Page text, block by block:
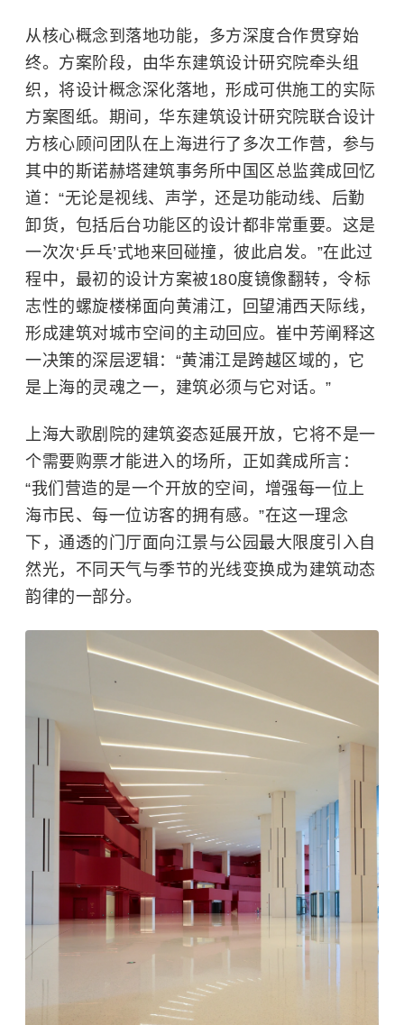
从核心概念到落地功能，多方深度合作贯穿始
终。方案阶段，由华东建筑设计研究院牵头组
织，将设计概念深化落地，形成可供施工的实际
方案图纸。期间，华东建筑设计研究院联合设计
方核心顾问团队在上海进行了多次工作营，参与
其中的斯诺赫塔建筑事务所中国区总监龚成回忆
道：“无论是视线、声学，还是功能动线、后勤
卸货，包括后台功能区的设计都非常重要。这是
一次次‘乒乓’式地来回碰撞，彼此启发。”在此过
程中，最初的设计方案被180度镜像翻转，令标
志性的螺旋楼梯面向黄浦江，回望浦西天际线，
形成建筑对城市空间的主动回应。崔中芳阐释这
一决策的深层逻辑：“黄浦江是跨越区域的，它
是上海的灵魂之一，建筑必须与它对话。”
上海大歌剧院的建筑姿态延展开放，它将不是一
个需要购票才能进入的场所，正如龚成所言：
“我们营造的是一个开放的空间，增强每一位上
海市民、每一位访客的拥有感。”在这一理念
下，通透的门厅面向江景与公园最大限度引入自
然光，不同天气与季节的光线变换成为建筑动态
韵律的一部分。